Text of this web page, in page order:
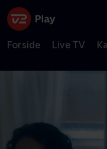
Forside Live TV